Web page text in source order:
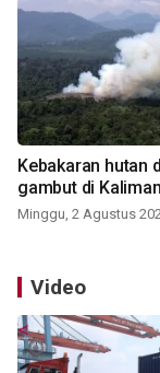
Kebakaran hutan
gambut di
Minggu, 2 Agustus
Video